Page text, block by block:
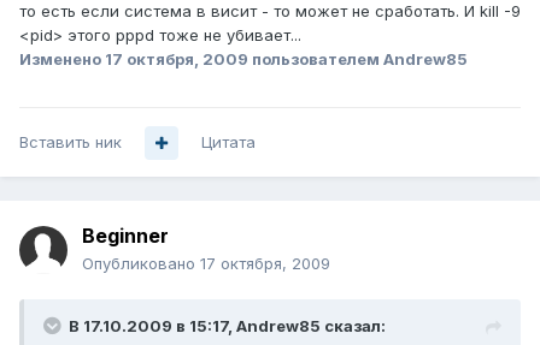
то есть если система в висит - то может не сработать. И kill -9
<pid> этого pppd тоже не убивает...
Изменено 17 октября, 2009 пользователем Andrew85
Вставить ник Цитата
Beginner
Опубликовано 17 октября, 2009
В 17.10.2009 в 15:17, Andrew85 сказал: